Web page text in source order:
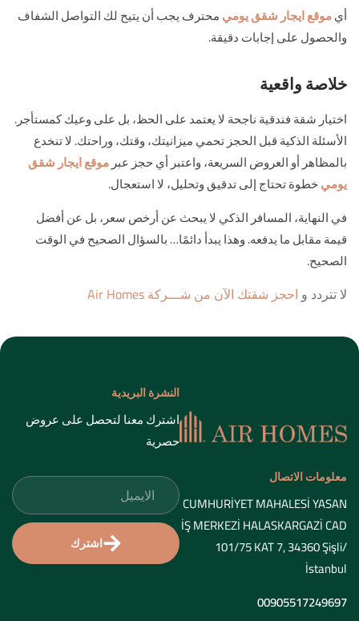
أيموقع ايجار شقق يوميمحترف يجب أن يتيح لك التواصل الشفاف
والحصول على إجابات دقيقة.
خلاصة واقعية
اختيار شقة فندقية ناجحة لا يعتمد على الحظ، بل على وعيك كمستأجر.
الأسئلة الذكية قبل الحجز تحمي ميزانيتك، وقتك، وراحتك. لا تنخدع
بالمظاهر أو العروض السريعة، واعتبر أي حجز عبرموقع ايجار شقق
يوميخطوة تحتاج إلى تدقيق وتحليل، لا استعجال.
في النهاية، المسافر الذكي لا يبحث عن أرخص سعر، بل عن أفضل
قيمة مقابل ما يدفعه. وهذا يبدأ دائمًا… بالسؤال الصحيح في الوقت
الصحيح.
لا تتردد واحجز شقتك الآن من شـــركة Air Homes
معلومات الاتصال
CUMHURİYET MAHALESİ YASAN
İŞ MERKEZİ HALASKARGAZİ CAD
101/75 KAT 7, 34360 Şişli/
İstanbul
00905517249697
النشرة البريدية
اشترك معنا لتحصل على عروض
حصرية
اشترك